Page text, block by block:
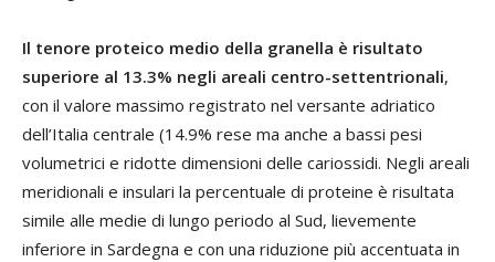
Il tenore proteico medio della granella è risultato
superiore al 13.3% negli areali centro-settentrionali,
con il valore massimo registrato nel versante adriatico
dell’Italia centrale (14.9% rese ma anche a bassi pesi
volumetrici e ridotte dimensioni delle cariossidi. Negli areali
meridionali e insulari la percentuale di proteine è risultata
simile alle medie di lungo periodo al Sud, lievemente
inferiore in Sardegna e con una riduzione più accentuata in